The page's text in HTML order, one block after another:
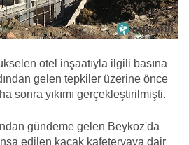
otel inşaatıyla ilgili basına
gelen tepkiler üzerine önce
sonra yıkımı gerçekleştirilmişti.
gündeme gelen Beykoz'da
edilen kaçak kafeteryaya dair